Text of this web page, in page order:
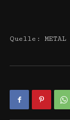
Quelle: METAL